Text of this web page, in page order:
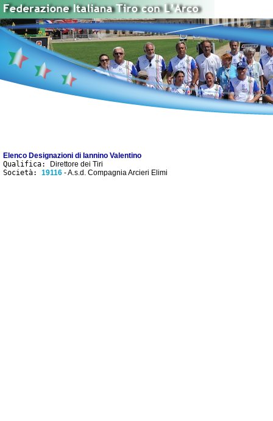
Elenco Designazioni di Iannino Valentino
Qualifica:
Direttore dei Tiri
Società: 19116 - A.s.d. Compagnia Arcieri Elimi